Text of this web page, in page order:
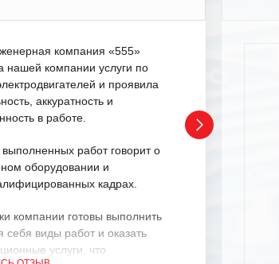
компания «555»
нашей компании услуги по
и проявила
аккуратность и
в работе.
выполненных работ говорит о
оборудовании и
кадрах.
компании готовы выполнить
себя виды работ и оказать
услуги, что